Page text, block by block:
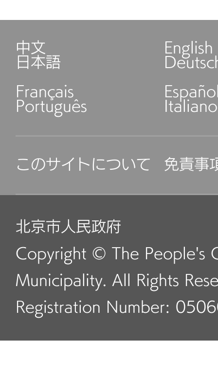
中文 English
日本語
Français
Português Italiano
このサイトについて 免責事
北京市人民政府
Copyright © The People's
Municipality. All Rights
Registration Number: